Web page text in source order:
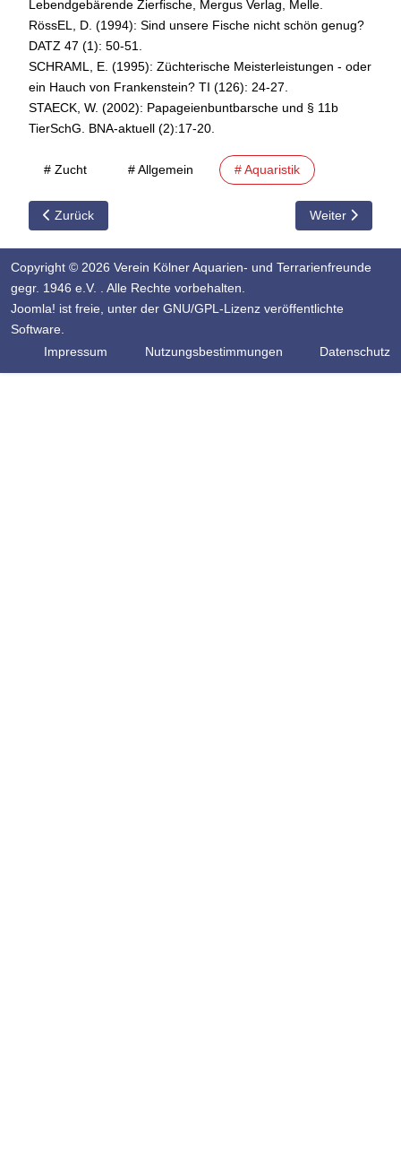
Lebendgebärende Zierfische, Mergus Verlag, Melle.
RössEL, D. (1994): Sind unsere Fische nicht schön genug?
DATZ 47 (1): 50-51.
SCHRAML, E. (1995): Züchterische Meisterleistungen - oder
ein Hauch von Frankenstein? TI (126): 24-27.
STAECK, W. (2002): Papageienbuntbarsche und § 11b
TierSchG. BNA-aktuell (2):17-20.
# Zucht # Allgemein # Aquaristik
Vorheriger Beitrag: Qualzuchten - Papageienbuntbarsch
Zurück Nächster
Weiter
Copyright © 2026 Verein Kölner Aquarien- und Terrarienfreunde
gegr. 1946 e.V. . Alle Rechte vorbehalten.
Joomla! ist freie, unter der GNU/GPL-Lizenz veröffentlichte
Software.
Impressum
Nutzungsbestimmungen Datenschutz